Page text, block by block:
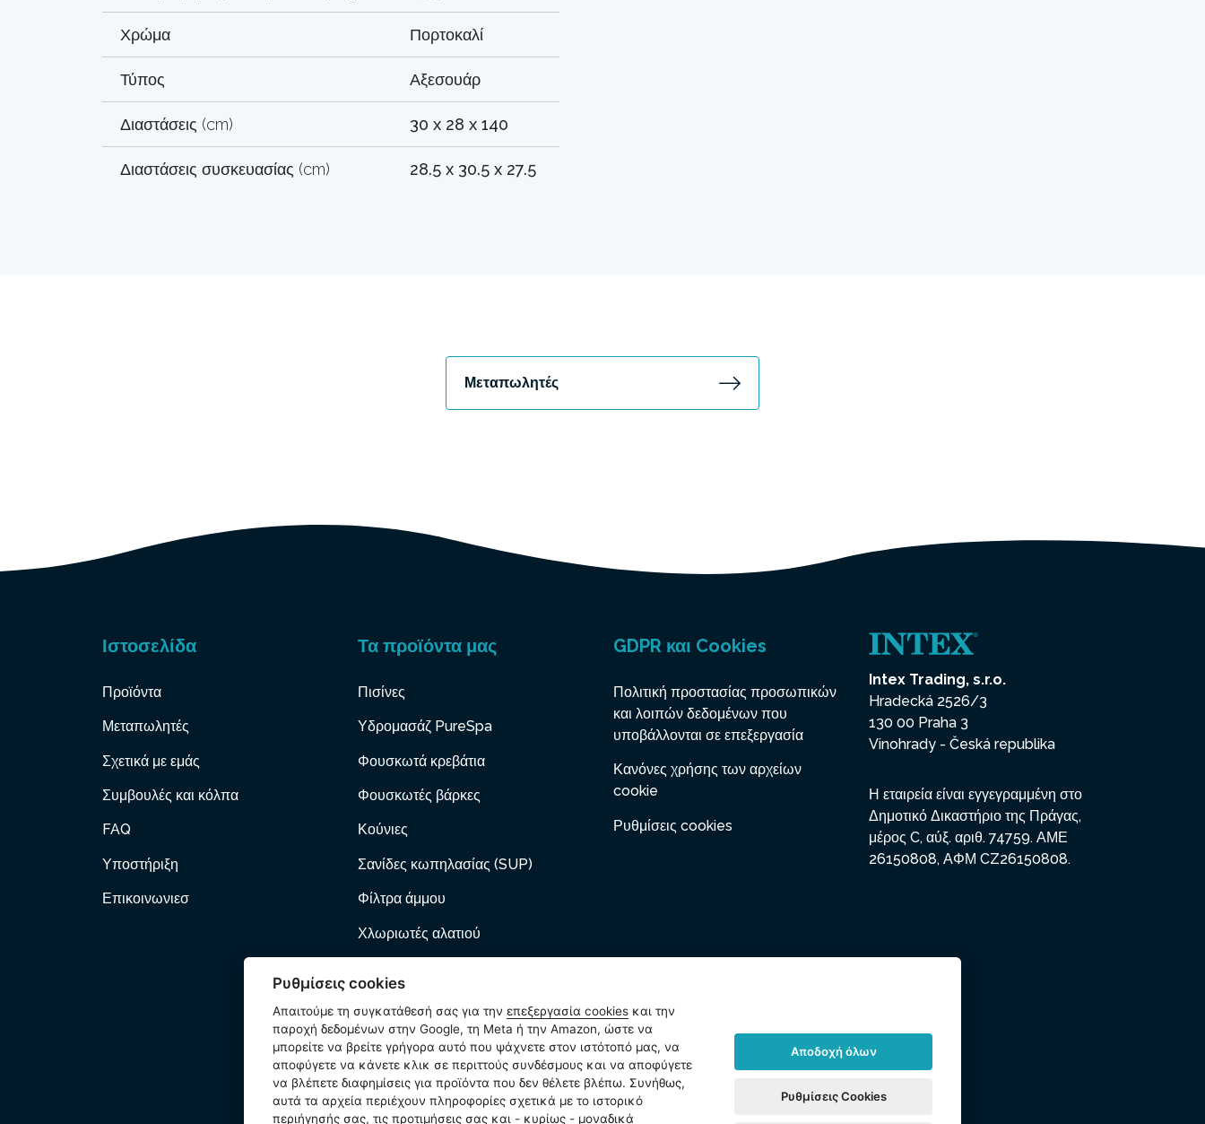
Χρώμα Πορτοκαλί
Τύπος Αξεσουάρ
Διαστάσεις (cm) 30 x 28 x 140
Διαστάσεις συσκευασίας (cm) 28.5 x 30.5 x 27.5
Μεταπωλητές
Ιστοσελίδα
Προϊόντα
Μεταπωλητές
Σχετικά με εμάς
Συμβουλές και κόλπα
FAQ
Υποστήριξη
Επικοινωνιεσ
Τα προϊόντα μας
Πισίνες
Υδρομασάζ PureSpa
Φουσκωτά κρεβάτια
Φουσκωτές βάρκες
Κούνιες
Σανίδες κωπηλασίας (SUP)
Φίλτρα άμμου
Χλωριωτές αλατιού
Αντλίες φουσκώματος
Φουσκωτά έπιπλα
Κατοικίδια
Εξαρτήματα
GDPR και Cookies
Πολιτική προστασίας προσωπικών
και λοιπών δεδομένων που
υποβάλλονται σε επεξεργασία
Κανόνες χρήσης των αρχείων
cookie
Ρυθμίσεις cookies
Intex Trading, s.r.o.
Hradecká 2526/3
130 00 Praha 3
Vinohrady - Česká republika
Η εταιρεία είναι εγγεγραμμένη στο
Δημοτικό Δικαστήριο της Πράγας,
μέρος C, αύξ. αριθ. 74759. ΑΜΕ
26150808, ΑΦΜ CZ26150808.
Ρυθμίσεις cookies
Απαιτούμε τη συγκατάθεσή σας για την επεξεργασία cookies και την
παροχή δεδομένων στην Google, τη Meta ή την Amazon, ώστε να
μπορείτε να βρείτε γρήγορα αυτό που ψάχνετε στον ιστότοπό μας, να
αποφύγετε να κάνετε κλικ σε περιττούς συνδέσμους και να αποφύγετε
να βλέπετε διαφημίσεις για προϊόντα που δεν θέλετε βλέπω. Συνήθως,
αυτά τα αρχεία περιέχουν πληροφορίες σχετικά με το ιστορικό
περιήγησής σας, τις προτιμήσεις σας και - κυρίως - μοναδικά
Αποδοχή όλων
Ρυθμίσεις Cookies